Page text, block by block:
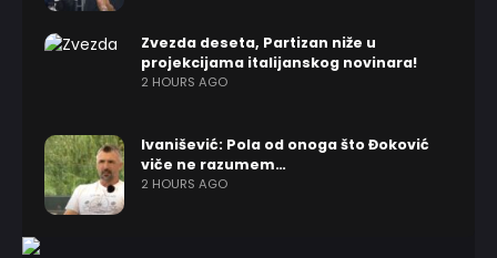
Zvezda deseta, Partizan niže u
projekcijama italijanskog novinara!
2 HOURS AGO
Ivanišević: Pola od onoga što Đoković
viče ne razumem…
2 HOURS AGO